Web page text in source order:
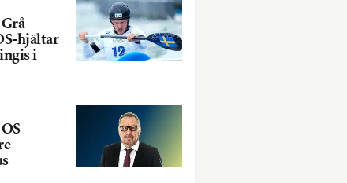
hjältar
i